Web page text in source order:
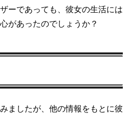
ーであっても、彼女の生活には
があったのでしょうか？
ましたが、他の情報をもとに彼